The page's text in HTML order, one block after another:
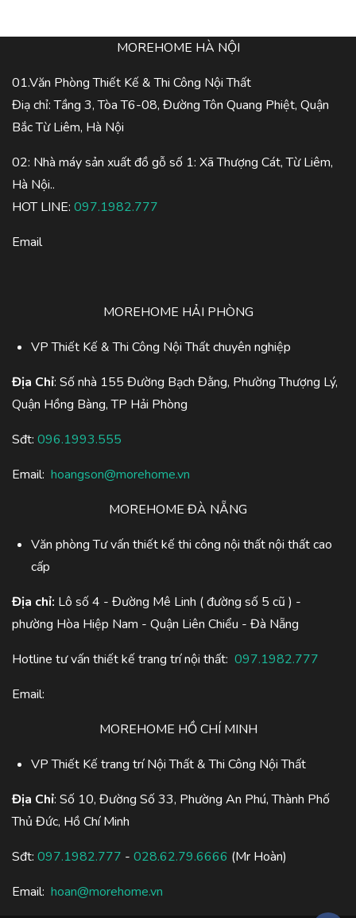
MOREHOME HÀ NỘI
01.Văn Phòng Thiết Kế & Thi Công Nội Thất
Điạ chỉ: Tầng 3, Tòa T6-08, Đường Tôn Quang Phiệt, Quận
Bắc Từ Liêm, Hà Nội
02: Nhà máy sản xuất đồ gỗ số 1: Xã Thượng Cát, Từ Liêm,
Hà Nội..
HOT LINE: 097.1982.777
Email
MOREHOME HẢI PHÒNG
VP Thiết Kế & Thi Công Nội Thất chuyên nghiệp
Địa Chỉ: Số nhà 155 Đường Bạch Đằng, Phường Thượng Lý,
Quận Hồng Bàng, TP Hải Phòng
Sđt: 096.1993.555
Email: hoangson@morehome.vn
MOREHOME ĐÀ NẴNG
Văn phòng Tư vấn thiết kế thi công nội thất nội thất cao
cấp
Địa chỉ: Lô số 4 - Đường Mê Linh ( đường số 5 cũ ) -
phường Hòa Hiệp Nam - Quận Liên Chiểu - Đà Nẵng
Hotline tư vấn thiết kế trang trí nội thất: 097.1982.777
Email:
MOREHOME HỒ CHÍ MINH
VP Thiết Kế trang trí Nội Thất & Thi Công Nội Thất
Địa Chỉ: Số 10, Đường Số 33, Phường An Phú, Thành Phố
Thủ Đức, Hồ Chí Minh
Sđt: 097.1982.777 - 028.62.79.6666 (Mr Hoàn)
Email: hoan@morehome.vn